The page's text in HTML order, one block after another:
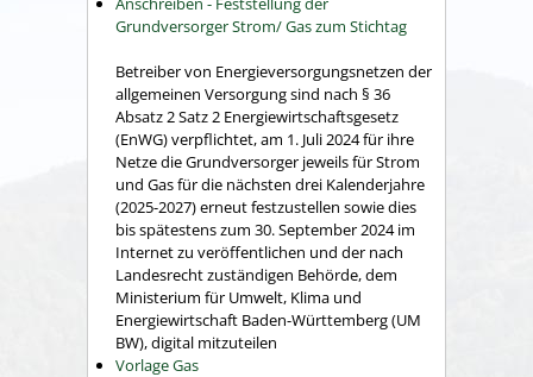
Grundversorger Strom/ Gas zum Stichtag
Betreiber von Energieversorgungsnetzen der
allgemeinen Versorgung sind nach § 36
Absatz 2 Satz 2 Energiewirtschaftsgesetz
(EnWG) verpflichtet, am 1. Juli 2024 für ihre
Netze die Grundversorger jeweils für Strom
und Gas für die nächsten drei Kalenderjahre
(2025-2027) erneut festzustellen sowie dies
bis spätestens zum 30. September 2024 im
Internet zu veröffentlichen und der nach
Landesrecht zuständigen Behörde, dem
Ministerium für Umwelt, Klima und
Energiewirtschaft Baden-Württemberg (UM
BW), digital mitzuteilen
Vorlage Gas